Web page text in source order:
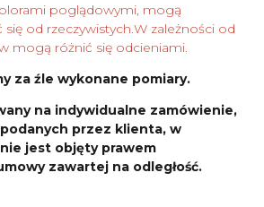
poglądowymi, mogą
się od rzeczywistych.W zależności od
mogą różnić się odcieniami.
za źle wykonane pomiary.
na indywidualne zamówienie,
przez klienta, w
jest objęty prawem
zawartej na odległość.